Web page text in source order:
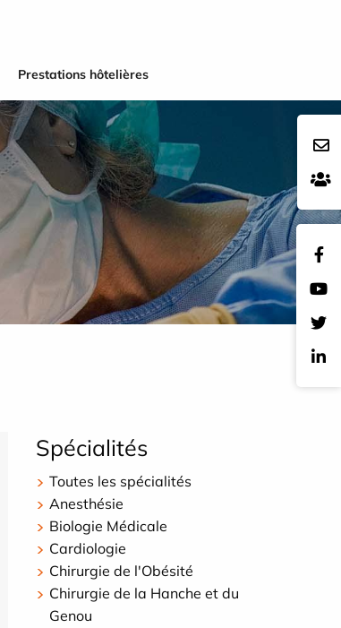
Prestations hôtelières
Spécialités
Toutes les spécialités
Anesthésie
Biologie Médicale
Cardiologie
Chirurgie de l'Obésité
Chirurgie de la Hanche et du
Genou